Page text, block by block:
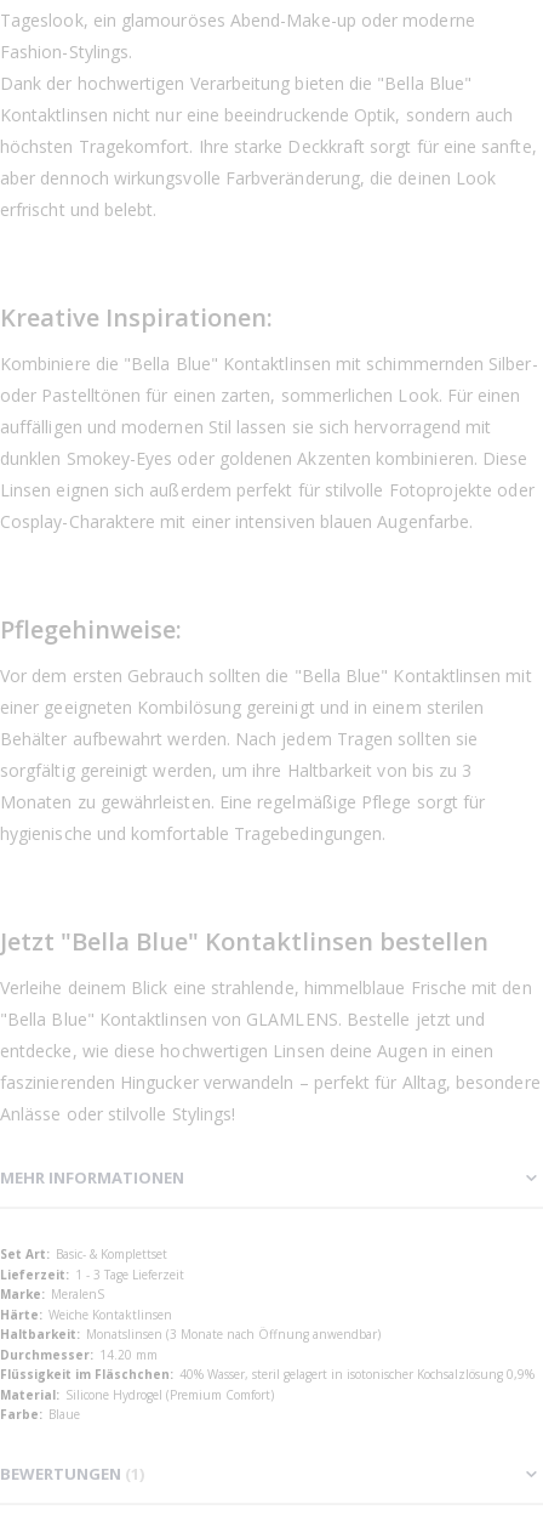
Tageslook, ein glamouröses Abend-Make-up oder moderne
Fashion-Stylings.
Dank der hochwertigen Verarbeitung bieten die "Bella Blue"
Kontaktlinsen nicht nur eine beeindruckende Optik, sondern auch
höchsten Tragekomfort. Ihre starke Deckkraft sorgt für eine sanfte,
aber dennoch wirkungsvolle Farbveränderung, die deinen Look
erfrischt und belebt.
Kreative Inspirationen:
Kombiniere die "Bella Blue" Kontaktlinsen mit schimmernden Silber-
oder Pastelltönen für einen zarten, sommerlichen Look. Für einen
auffälligen und modernen Stil lassen sie sich hervorragend mit
dunklen Smokey-Eyes oder goldenen Akzenten kombinieren. Diese
Linsen eignen sich außerdem perfekt für stilvolle Fotoprojekte oder
Cosplay-Charaktere mit einer intensiven blauen Augenfarbe.
Pflegehinweise:
Vor dem ersten Gebrauch sollten die "Bella Blue" Kontaktlinsen mit
einer geeigneten Kombilösung gereinigt und in einem sterilen
Behälter aufbewahrt werden. Nach jedem Tragen sollten sie
sorgfältig gereinigt werden, um ihre Haltbarkeit von bis zu 3
Monaten zu gewährleisten. Eine regelmäßige Pflege sorgt für
hygienische und komfortable Tragebedingungen.
Jetzt "Bella Blue" Kontaktlinsen bestellen
Verleihe deinem Blick eine strahlende, himmelblaue Frische mit den
"Bella Blue" Kontaktlinsen von GLAMLENS. Bestelle jetzt und
entdecke, wie diese hochwertigen Linsen deine Augen in einen
faszinierenden Hingucker verwandeln – perfekt für Alltag, besondere
Anlässe oder stilvolle Stylings!
MEHR INFORMATIONEN
Mehr
Informationen
Basic- & Komplettset
1 - 3 Tage Lieferzeit
MeralenS
Weiche Kontaktlinsen
Monatslinsen (3 Monate nach Öffnung anwendbar)
14.20 mm
40% Wasser, steril gelagert in isotonischer Kochsalzlösung 0,9%
Silicone Hydrogel (Premium Comfort)
Blaue
BEWERTUNGEN 1